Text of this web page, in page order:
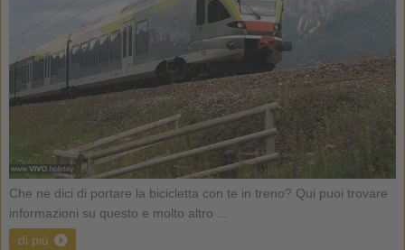
Che ne dici di portare la bicicletta con te in treno? Qui puoi trovare
informazioni su questo e molto altro ...
di più